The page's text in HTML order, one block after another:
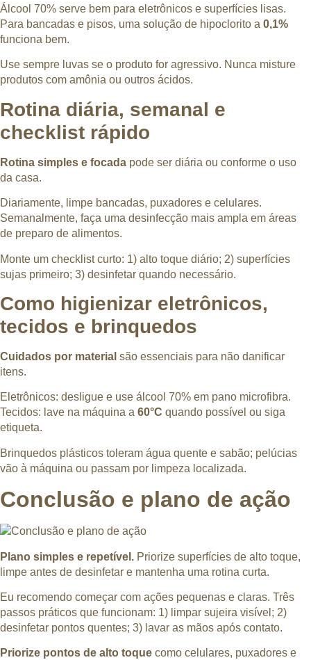
Álcool 70% serve bem para eletrônicos e superfícies lisas.
Para bancadas e pisos, uma solução de hipoclorito a 0,1%
funciona bem.
Use sempre luvas se o produto for agressivo. Nunca misture
produtos com amônia ou outros ácidos.
Rotina diária, semanal e
checklist rápido
Rotina simples e focada pode ser diária ou conforme o uso
da casa.
Diariamente, limpe bancadas, puxadores e celulares.
Semanalmente, faça uma desinfecção mais ampla em áreas
de preparo de alimentos.
Monte um checklist curto: 1) alto toque diário; 2) superfícies
sujas primeiro; 3) desinfetar quando necessário.
Como higienizar eletrônicos,
tecidos e brinquedos
Cuidados por material são essenciais para não danificar
itens.
Eletrônicos: desligue e use álcool 70% em pano microfibra.
Tecidos: lave na máquina a 60°C quando possível ou siga
etiqueta.
Brinquedos plásticos toleram água quente e sabão; pelúcias
vão à máquina ou passam por limpeza localizada.
Conclusão e plano de ação
Plano simples e repetível. Priorize superfícies de alto toque,
limpe antes de desinfetar e mantenha uma rotina curta.
Eu recomendo começar com ações pequenas e claras. Três
passos práticos que funcionam: 1) limpar sujeira visível; 2)
desinfetar pontos quentes; 3) lavar as mãos após contato.
Priorize pontos de alto toque como celulares, puxadores e